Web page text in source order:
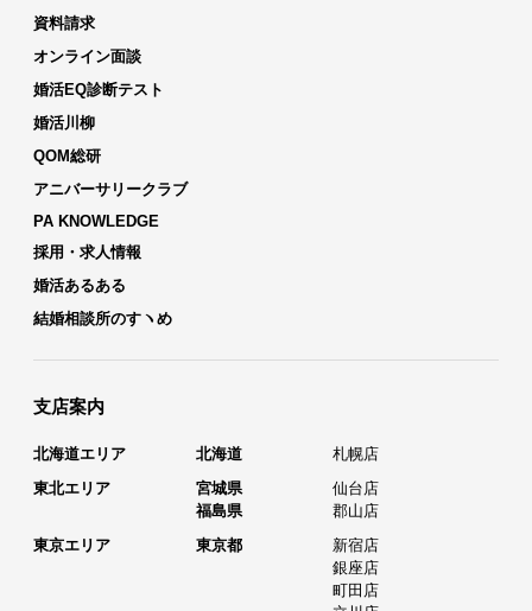
資料請求
オンライン面談
婚活EQ診断テスト
婚活川柳
QOM総研
アニバーサリークラブ
PA KNOWLEDGE
採用・求人情報
婚活あるある
結婚相談所のすヽめ
支店案内
北海道エリア 北海道
札幌店
東北エリア
宮城県
仙台店
福島県
郡山店
東京エリア
東京都
新宿店
銀座店
町田店